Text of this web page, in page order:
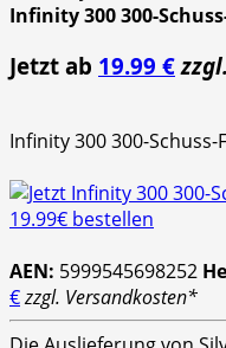
Infinity 300 300-
Jetzt ab 19.99 €
Infinity 300 300-
AEN: 5999545698252
€zzgl. Versandkosten*